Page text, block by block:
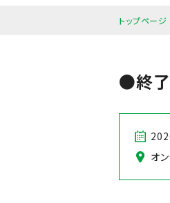
トップページ
●終了
オ